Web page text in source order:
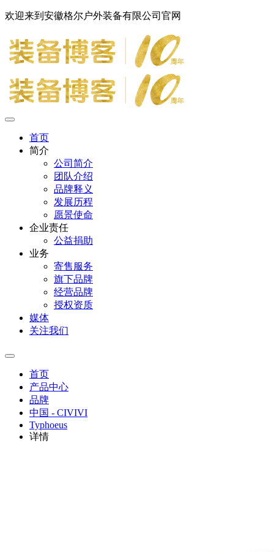
欢迎来到安徽格尔户外装备有限公司官网
首页
简介
公司简介
团队介绍
品牌释义
发展历程
愿景使命
企业责任
公益捐助
业务
寄售服务
旗下品牌
经营品牌
授权资质
媒体
关注我们
首页
产品中心
品牌
中国 - CIVIVI
Typhoeus
详情